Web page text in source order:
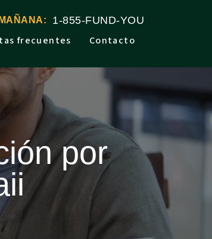
1-855-FUND-YOU
frecuentes Contacto
por